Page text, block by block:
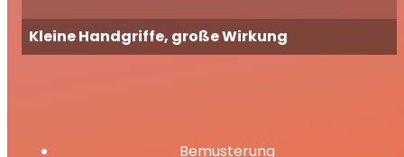
Kleine Handgriffe, große Wirkung
Bemusterung